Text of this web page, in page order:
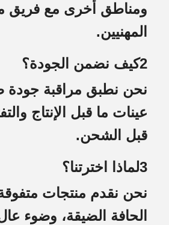
المهنيين.
2كيف نضمن الجودة؟
نحن نطبق مراقبة جودة
عينات ما قبل الإنتاج
قبل الشحن.
3لماذا اخترتنا؟
نحن نقدم منتجات
الحافة الضيقة، وضوء